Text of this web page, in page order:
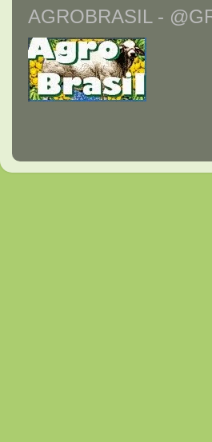
AGROBRASIL -